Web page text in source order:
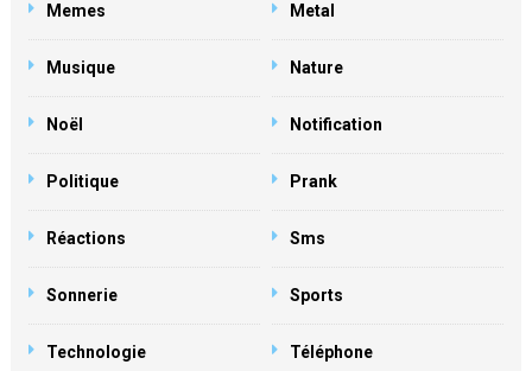
Memes Metal
Musique Nature
Noël Notification
Politique Prank
Réactions Sms
Sonnerie Sports
Technologie Téléphone